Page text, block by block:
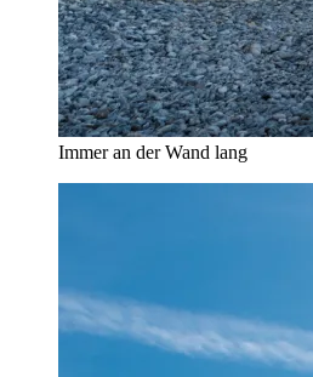
Immer an der Wand lang